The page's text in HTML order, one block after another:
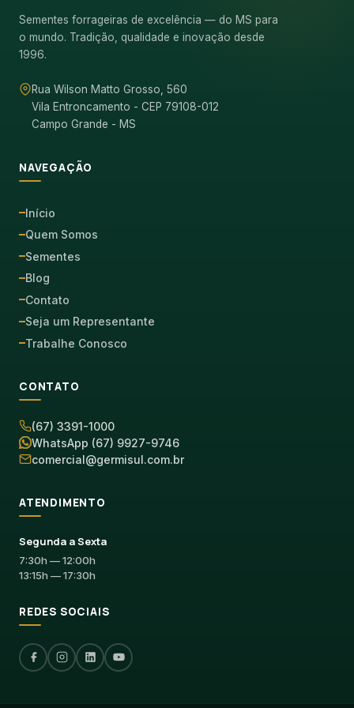
WhatsApp
comercial@germisul.com.br
Sementes forrageiras de excelência — do MS para
o mundo. Tradição, qualidade e inovação desde
1996.
Rua Wilson Matto Grosso, 560
Vila Entroncamento - CEP 79108-012
Campo Grande - MS
NAVEGAÇÃO
Início
Quem Somos
Sementes
Blog
Contato
Seja um Representante
Trabalhe Conosco
CONTATO
(67) 3391-1000
WhatsApp (67) 9927-9746
comercial@germisul.com.br
ATENDIMENTO
Segunda a Sexta
7:30h — 12:00h
13:15h — 17:30h
REDES SOCIAIS